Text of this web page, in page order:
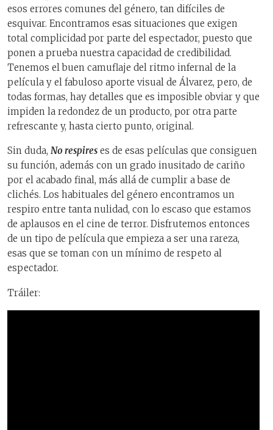
esos errores comunes del género, tan difíciles de
esquivar. Encontramos esas situaciones que exigen
total complicidad por parte del espectador, puesto que
ponen a prueba nuestra capacidad de credibilidad.
Tenemos el buen camuflaje del ritmo infernal de la
película y el fabuloso aporte visual de Álvarez, pero, de
todas formas, hay detalles que es imposible obviar y que
impiden la redondez de un producto, por otra parte
refrescante y, hasta cierto punto, original.
Sin duda, No respires es de esas películas que consiguen
su función, además con un grado inusitado de cariño
por el acabado final, más allá de cumplir a base de
clichés. Los habituales del género encontramos un
respiro entre tanta nulidad, con lo escaso que estamos
de aplausos en el cine de terror. Disfrutemos entonces
de un tipo de película que empieza a ser una rareza,
esas que se toman con un mínimo de respeto al
espectador.
Tráiler: